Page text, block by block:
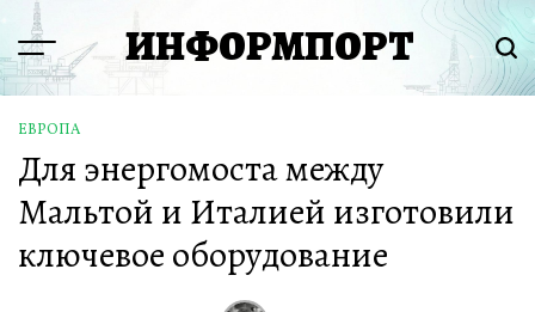
Перейти
содержимому
Menu ИНФОРМПОРТ
ОПУБЛИКОВАНО
В
ЕВРОПА
Для энергомоста между
Мальтой и Италией изготовили
ключевое оборудование